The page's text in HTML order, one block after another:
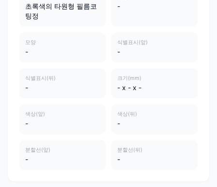
초록색의 타원형 필름코
팅정
-
모양
-
식별표시(앞)
-
식별표시(뒤)
-
크기(mm)
- x - x -
색상(앞)
-
색상(뒤)
-
분할선(앞)
-
분할선(뒤)
-